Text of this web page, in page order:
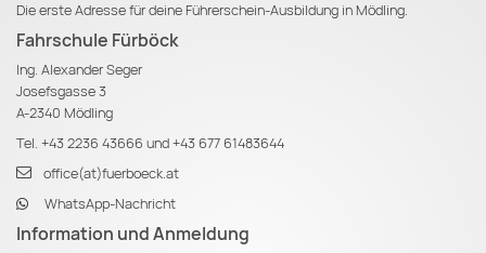
Die erste Adresse für deine Führerschein-Ausbildung in Mödling.
Fahrschule Fürböck
Ing. Alexander Seger
Josefsgasse 3
A-2340 Mödling
Tel. +43 2236 43666 und+43 677 61483644
office(at)fuerboeck.at
WhatsApp-Nachricht
Information und Anmeldung